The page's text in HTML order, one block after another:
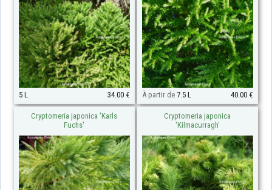
5 L 34.00 € À partir de7.5 L 40.00 €
Cryptomeria japonica 'Karls
Fuchs'
Cryptomeria japonica
'Kilmacurragh'